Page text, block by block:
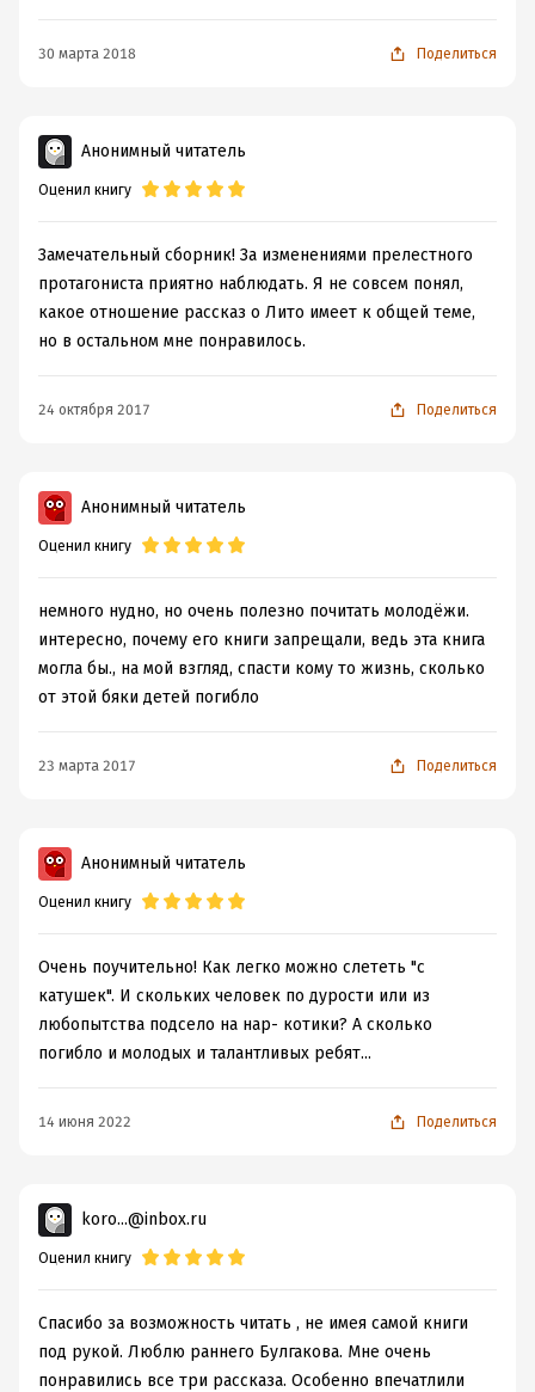
30 марта 2018 Поделиться
Анонимный читатель
Оценил книгу
Замечательный сборник! За изменениями прелестного
протагониста приятно наблюдать. Я не совсем понял,
какое отношение рассказ о Лито имеет к общей теме,
но в остальном мне понравилось.
24 октября 2017 Поделиться
Анонимный читатель
Оценил книгу
немного нудно, но очень полезно почитать молодёжи.
интересно, почему его книги запрещали, ведь эта книга
могла бы., на мой взгляд, спасти кому то жизнь, сколько
от этой бяки детей погибло
23 марта 2017 Поделиться
Анонимный читатель
Оценил книгу
Очень поучительно! Как легко можно слететь "с
катушек". И скольких человек по дурости или из
любопытства подсело на нар- котики? А сколько
погибло и молодых и талантливых ребят...
14 июня 2022 Поделиться
koro...@inbox.ru
Оценил книгу
Спасибо за возможность читать , не имея самой книги
под рукой. Люблю раннего Булгакова. Мне очень
понравились все три рассказа. Особенно впечатлили